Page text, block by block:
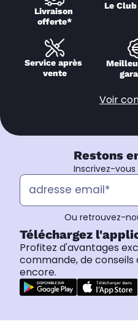
Livraison
offerte*
Le
Service après
vente
Voir
Restons
Inscrivez-
Ou retrouvez-
Téléchargez
Profitez d'avantages
commande, de
encore.